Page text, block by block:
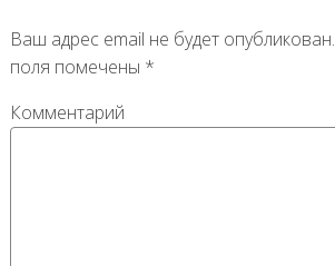
Ваш адрес email не будет опубликован.
поля помечены *
Комментарий